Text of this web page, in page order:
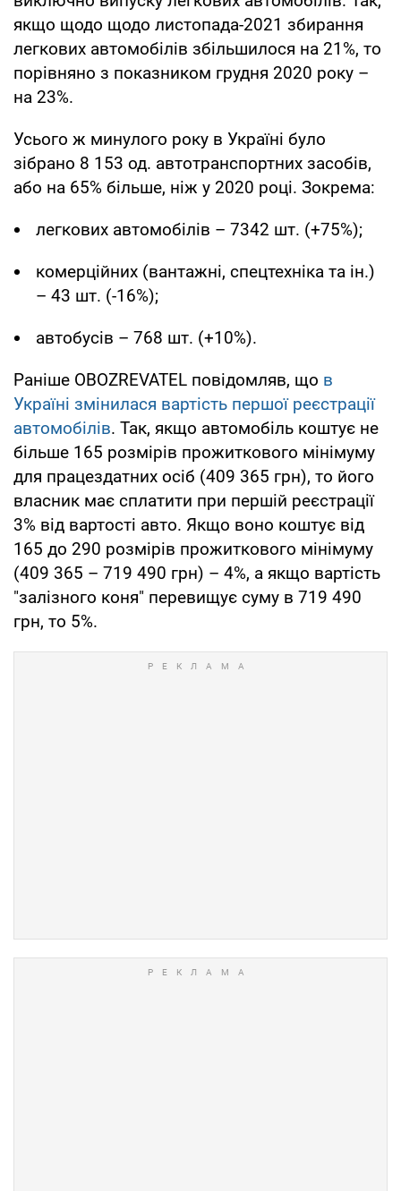
якщо щодо щодо листопада-2021 збирання
легкових автомобілів збільшилося на 21%, то
порівняно з показником грудня 2020 року –
на 23%.
Усього ж минулого року в Україні було
зібрано 8 153 од. автотранспортних засобів,
або на 65% більше, ніж у 2020 році. Зокрема:
легкових автомобілів – 7342 шт. (+75%);
комерційних (вантажні, спецтехніка та ін.)
– 43 шт. (-16%);
автобусів – 768 шт. (+10%).
Раніше OBOZREVATEL повідомляв, що в
Україні змінилася вартість першої реєстрації
автомобілів. Так, якщо автомобіль коштує не
більше 165 розмірів прожиткового мінімуму
для працездатних осіб (409 365 грн), то його
власник має сплатити при першій реєстрації
3% від вартості авто. Якщо воно коштує від
165 до 290 розмірів прожиткового мінімуму
(409 365 – 719 490 грн) – 4%, а якщо вартість
"залізного коня" перевищує суму в 719 490
грн, то 5%.